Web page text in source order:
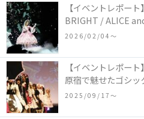
【イベントレポー
BRIGHT / ALICE
COLLECTION in
2026/02/04〜
【イベントレポー
原宿で魅せたゴシ
2025/09/17〜